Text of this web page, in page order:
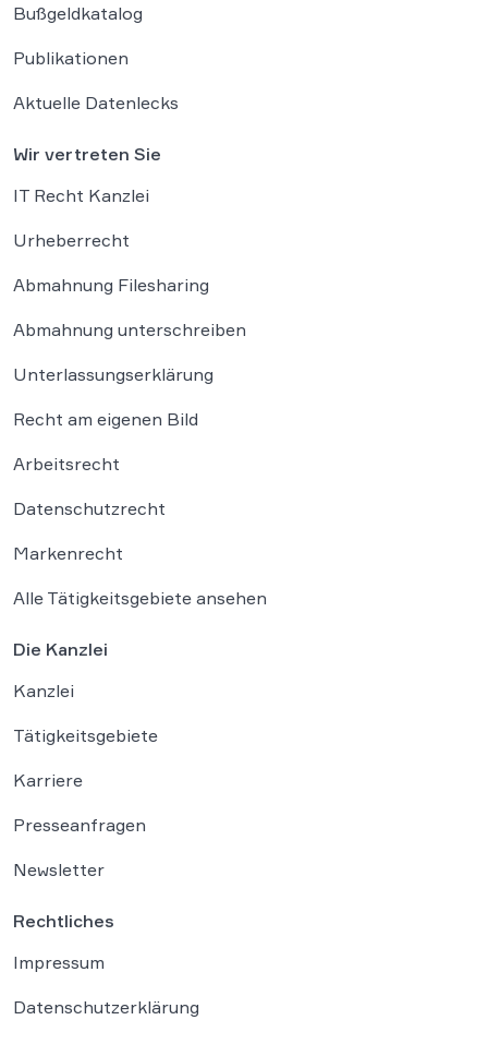
Bußgeldkatalog
Publikationen
Aktuelle Datenlecks
Wir vertreten Sie
IT Recht Kanzlei
Urheberrecht
Abmahnung Filesharing
Abmahnung unterschreiben
Unterlassungserklärung
Recht am eigenen Bild
Arbeitsrecht
Datenschutzrecht
Markenrecht
Alle Tätigkeitsgebiete ansehen
Die Kanzlei
Kanzlei
Tätigkeitsgebiete
Karriere
Presseanfragen
Newsletter
Rechtliches
Impressum
Datenschutzerklärung